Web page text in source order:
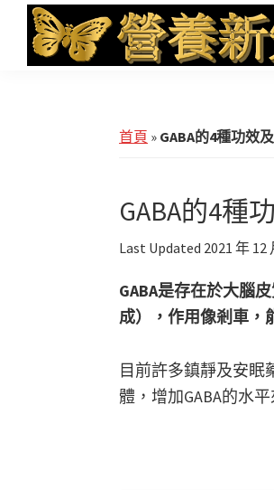
main
primary
footer
首頁 » GABA的4種功效
GABA的4種
Last Updated 2021 年 12
GABA是存在於大腦
成），作用像剎車，
目前許多鎮靜及安眠
體，增加GABA的水